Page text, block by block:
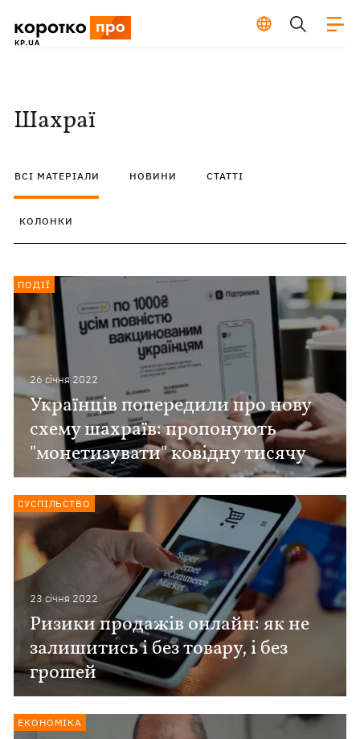
Шахраї
ВСІ МАТЕРІАЛИ НОВИНИ СТАТТІ
КОЛОНКИ
26 сiчня 2022
Українців попередили про нову
схему шахраїв: пропонують
"монетизувати" ковідну тисячу
ПОДІЇ
23 сiчня 2022
Ризики продажів онлайн: як не
залишитись і без товару, і без
грошей
СУСПІЛЬСТВО
ЕКОНОМІКА